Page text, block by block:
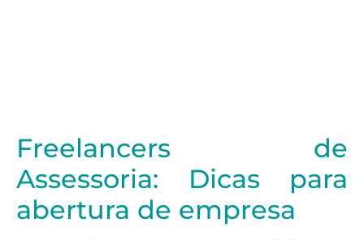
Freelancers de
Assessoria: Dicas para
abertura de empresa